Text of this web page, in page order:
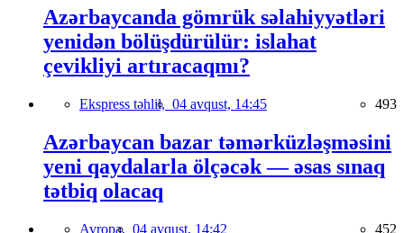
Azərbaycanda gömrük səlahiyyətləri
yenidən bölüşdürülür: islahat
çevikliyi artıracaqmı?
Ekspress təhlil, 04 avqust, 14:45 493
Azərbaycan bazar təmərküzləşməsini
yeni qaydalarla ölçəcək — əsas sınaq
tətbiq olacaq
Avropa, 04 avqust, 14:42 452